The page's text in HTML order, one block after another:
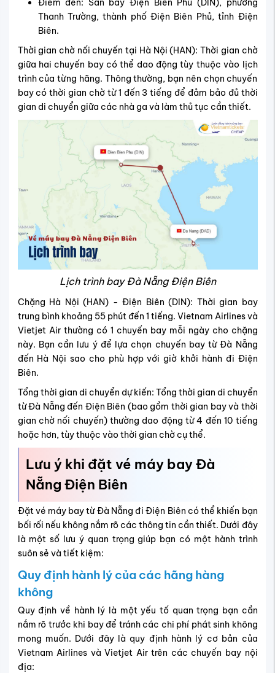
Thanh Trường, thành phố Điện Biên Phủ, tỉnh Điện
Biên.
Thời gian chờ nối chuyến tại Hà Nội (HAN): Thời gian chờ
giữa hai chuyến bay có thể dao động tùy thuộc vào lịch
trình của từng hãng. Thông thường, bạn nên chọn chuyến
bay có thời gian chờ từ 1 đến 3 tiếng để đảm bảo đủ thời
gian di chuyển giữa các nhà ga và làm thủ tục cần thiết.
Lịch trình bay Đà Nẵng Điện Biên
Chặng Hà Nội (HAN) - Điện Biên (DIN): Thời gian bay
trung bình khoảng 55 phút đến 1 tiếng. Vietnam Airlines và
Vietjet Air thường có 1 chuyến bay mỗi ngày cho chặng
này. Bạn cần lưu ý để lựa chọn chuyến bay từ Đà Nẵng
đến Hà Nội sao cho phù hợp với giờ khởi hành đi Điện
Biên.
Tổng thời gian di chuyển dự kiến: Tổng thời gian di chuyển
từ Đà Nẵng đến Điện Biên (bao gồm thời gian bay và thời
gian chờ nối chuyến) thường dao động từ 4 đến 10 tiếng
hoặc hơn, tùy thuộc vào thời gian chờ cụ thể.
Lưu ý khi đặt vé máy bay Đà
Nẵng Điện Biên
Đặt vé máy bay từ Đà Nẵng đi Điện Biên có thể khiến bạn
bối rối nếu không nắm rõ các thông tin cần thiết. Dưới đây
là một số lưu ý quan trọng giúp bạn có một hành trình
suôn sẻ và tiết kiệm:
Quy định hành lý của các hãng hàng
không
Quy định về hành lý là một yếu tố quan trọng bạn cần
nắm rõ trước khi bay để tránh các chi phí phát sinh không
mong muốn. Dưới đây là quy định hành lý cơ bản của
Vietnam Airlines và Vietjet Air trên các chuyến bay nội
địa: